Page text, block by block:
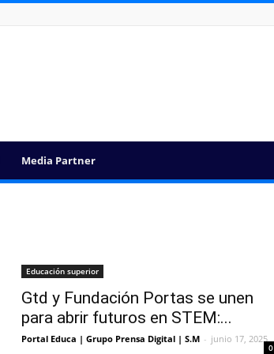
Media Partner
Educación superior
Gtd y Fundación Portas se unen
para abrir futuros en STEM:...
Portal Educa | Grupo Prensa Digital | S.M - junio 17, 2025
0